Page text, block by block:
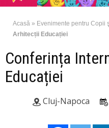
Acasă » Evenimente pentru Copii
Arhitecții Educației
Conferința
Educației
Cluj-Napoca